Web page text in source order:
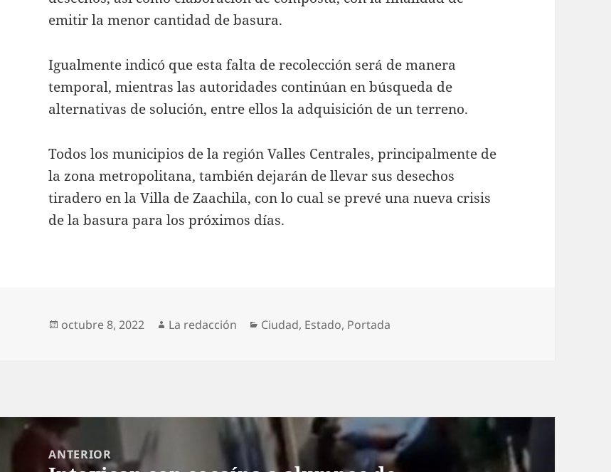
emitir la menor cantidad de basura.
Igualmente indicó que esta falta de recolección será de manera
temporal, mientras las autoridades continúan en búsqueda de
alternativas de solución, entre ellos la adquisición de un terreno.
Todos los municipios de la región Valles Centrales, principalmente de
la zona metropolitana, también dejarán de llevar sus desechos
tiradero en la Villa de Zaachila, con lo cual se prevé una nueva crisis
de la basura para los próximos días.
Publicado
octubre 8, 2022 Autor
La redacción Categorías
Ciudad, Estado, Portada
Navegación
ANTERIOR